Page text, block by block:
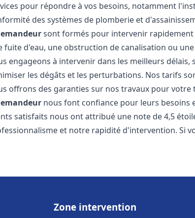
pour répondre à vos besoins, notamment
des systèmes de plomberie et
sont formés pour intervenir
fuite d'eau, une obstruction de canalisation ou
engageons à intervenir dans les meilleurs
les dégâts et les perturbations. Nos tarifs
offrons des garanties sur nos travaux pour
nous font confiance pour leurs besoins
satisfaits nous ont attribué une note de 4,5
et notre rapidité d'intervention. Si
Zone intervention